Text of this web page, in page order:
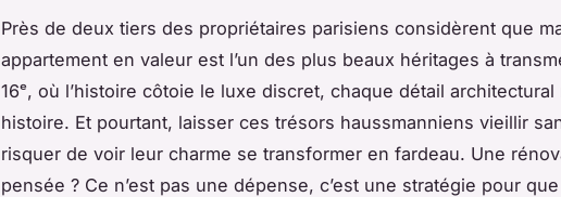
Près de deux tiers des propriétaires parisiens considèrent que
appartement en valeur est l’un des plus beaux héritages à
16ᵉ, où l’histoire côtoie le luxe discret, chaque détail
histoire. Et pourtant, laisser ces trésors haussmanniens vieillir
risquer de voir leur charme se transformer en fardeau. Une
pensée ? Ce n’est pas une dépense, c’est une stratégie pour